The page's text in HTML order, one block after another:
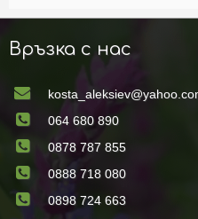
Връзка с нас
064 680 890
0878 787 855
0888 718 080
0898 724 663